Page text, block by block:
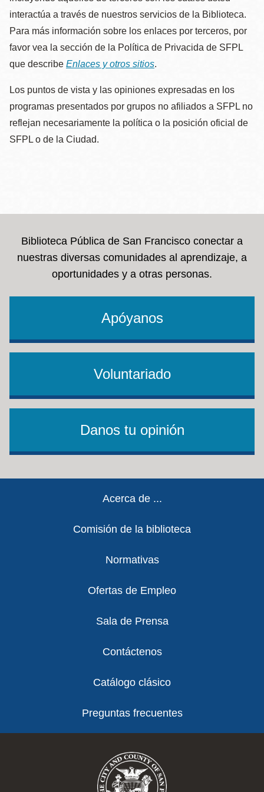
interactúa a través de nuestros servicios de la Biblioteca.
Para más información sobre los enlaces por terceros, por
favor vea la sección de la Política de Privacida de SFPL
que describe Enlaces y otros sitios.
Los puntos de vista y las opiniones expresadas en los
programas presentados por grupos no afiliados a SFPL no
reflejan necesariamente la política o la posición oficial de
SFPL o de la Ciudad.
Biblioteca Pública de San Francisco conectar a
nuestras diversas comunidades al aprendizaje, a
oportunidades y a otras personas.
Apóyanos
Voluntariado
Danos tu opinión
Acerca de ...
Comisión de la biblioteca
Normativas
Ofertas de Empleo
Sala de Prensa
Contáctenos
Catálogo clásico
Preguntas frecuentes